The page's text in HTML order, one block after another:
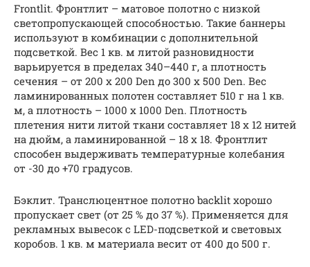
Frontlit. Фронтлит – матовое полотно с низкой
светопропускающей способностью. Такие баннеры
используют в комбинации с дополнительной
подсветкой. Вес 1 кв. м литой разновидности
варьируется в пределах 340–440 г, а плотность
сечения – от 200 х 200 Den до 300 х 500 Den. Вес
ламинированных полотен составляет 510 г на 1 кв.
м, а плотность – 1000 х 1000 Den. Плотность
плетения нити литой ткани составляет 18 х 12 нитей
на дюйм, а ламинированной – 18 х 18. Фронтлит
способен выдерживать температурные колебания
от -30 до +70 градусов.
Бэклит. Транслюцентное полотно backlit хорошо
пропускает свет (от 25 % до 37 %). Применяется для
рекламных вывесок с LED-подсветкой и световых
коробов. 1 кв. м материала весит от 400 до 500 г.